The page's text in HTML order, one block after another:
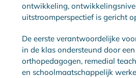
ontwikkeling,
uitstroomperspectief is gericht
De eerste verantwoordelijke
in de klas ondersteund door
orthopedagogen, remedial
en schoolmaatschappelijk